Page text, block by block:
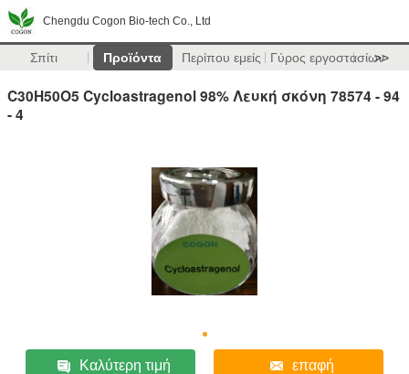
Chengdu Cogon Bio-tech Co., Ltd
Σπίτι Προϊόντα Περίπου εμείς Γύρος εργοστασίων
>>
C30H50O5 Cycloastragenol 98% Λευκή σκόνη 78574 - 94
- 4
Καλύτερη τιμή επαφή